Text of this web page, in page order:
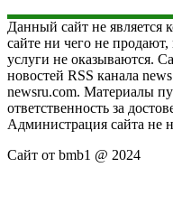
Данный сайт не является
сайте ни чего не
услуги не оказываются.
новостей RSS канала
newsru.com. Материалы
ответственность за
Администрация сайта не
Сайт от bmb1 @ 2024